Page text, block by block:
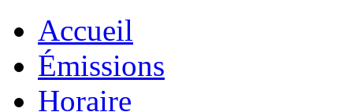
Accueil
Émissions
Horaire